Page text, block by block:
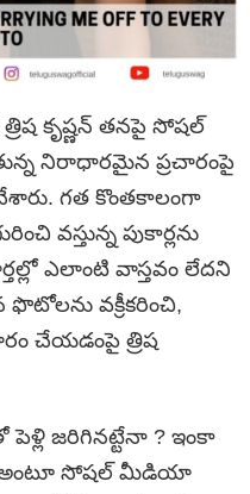
కృష్ణన్ తనపై సోషల్
నిరాధారమైన ప్రచారంపై
చేశారు. గత కొంతకాలంగా
వస్తున్న పుకార్లను
ఎలాంటి వాస్తవం లేదని
ఫొటోలను వక్రీకరించి,
చేయడంపై త్రిష
జరిగినట్టేనా ? ఇంకా
అంటూ సోషల్ మీడియా